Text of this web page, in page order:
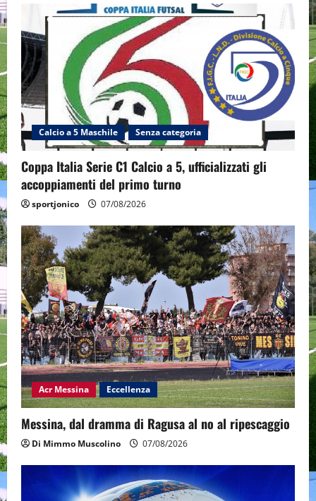
Calcio a 5 Maschile Senza categoria
Coppa Italia Serie C1 Calcio a 5, ufficializzati gli
accoppiamenti del primo turno
sportjonico 07/08/2026
Acr Messina Eccellenza
Messina, dal dramma di Ragusa al no al ripescaggio
Di Mimmo Muscolino 07/08/2026